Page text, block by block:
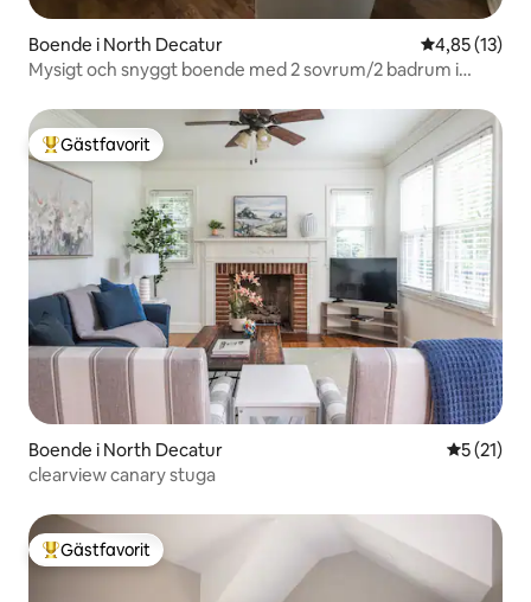
Boende i North Decatur 4,85 av 5 i
4,85 (13)
Mysigt och snyggt boende med 2 sovrum/2 badrum i
Populär gästfavorit
Gästfavorit
Boende i North Decatur 5 av 5 i
5 (21)
clearview canary stuga
Populär gästfavorit
Gästfavorit